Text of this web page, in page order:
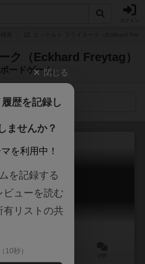
ク（Eckhard Freytag）
ードゲーム
索メニュー
ルキング
King
閉じる
歴を記録し
ませんか？
を利用中！
を記録する
ビューを読む
有リストの共
10秒）